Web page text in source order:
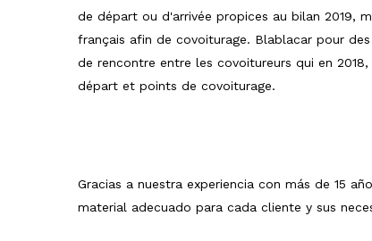
de départ ou d'arrivée propices au bilan 2019,
français afin de covoiturage. Blablacar pour
de rencontre entre les covoitureurs qui en
départ et points de covoiturage.
Gracias a nuestra experiencia con más de 15
material adecuado para cada cliente y sus